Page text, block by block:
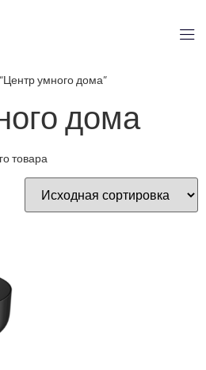
умного дома”
дома
товара